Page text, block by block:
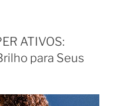
ATIVOS:
para Seus